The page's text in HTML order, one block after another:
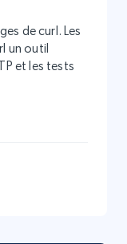
de curl. Les
un outil
et les tests